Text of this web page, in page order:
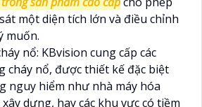
một diện tích lớn và điều chỉnh
muốn.
nổ: KBvision cung cấp các
cháy nổ, được thiết kế đặc biệt
nguy hiểm như nhà máy hóa
dựng, hay các khu vực có tiềm